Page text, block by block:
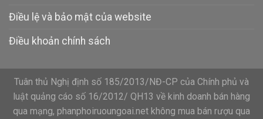
Điều lệ và bảo mật của website
Điều khoản chính sách
Tuân thủ Nghị định số 185/2013/NĐ-CP của Chính phủ và
luật quảng cáo số 16/2012/ QH13 về kinh doanh bán hàng
qua mạng, phanphoiruoungoai.net không mua bán rượu qua